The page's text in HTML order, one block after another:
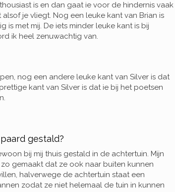
is en dan gaat ie voor de hindernis vaak
je vliegt. Nog een leuke kant van Brian is
met mij. De iets minder leuke kant is bij
ik heel zenuwachtig van.
nog een andere leuke kant van Silver is dat
kant van Silver is dat ie bij het poetsen
gestald?
bij mij thuis gestald in de achtertuin. Mijn
gemaakt dat ze ook naar buiten kunnen
halverwege de achtertuin staat een
zodat ze niet helemaal de tuin in kunnen